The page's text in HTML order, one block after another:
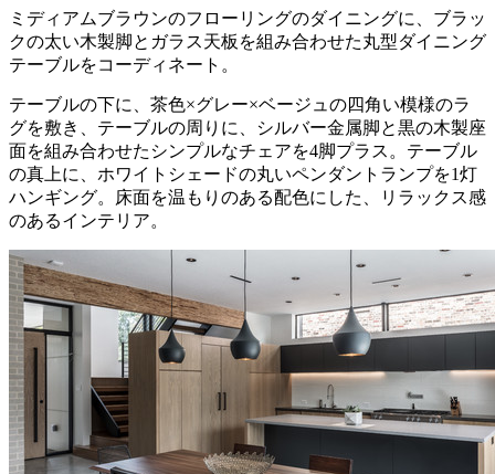
ミディアムブラウンのフローリングのダイニングに、ブラッ
クの太い木製脚とガラス天板を組み合わせた丸型ダイニング
テーブルをコーディネート。
テーブルの下に、茶色×グレー×ベージュの四角い模様のラ
グを敷き、テーブルの周りに、シルバー金属脚と黒の木製座
面を組み合わせたシンプルなチェアを4脚プラス。テーブル
の真上に、ホワイトシェードの丸いペンダントランプを1灯
ハンギング。床面を温もりのある配色にした、リラックス感
のあるインテリア。